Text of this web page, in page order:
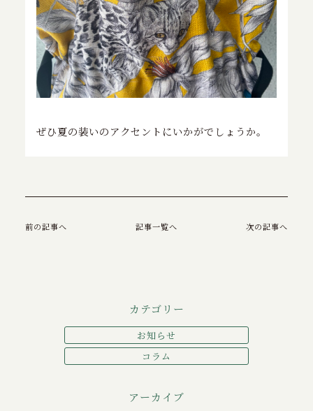
ぜひ夏の装いのアクセントにいかがでしょうか。
前の記事へ 記事一覧へ 次の記事へ
カテゴリー
お知らせ
コラム
アーカイブ